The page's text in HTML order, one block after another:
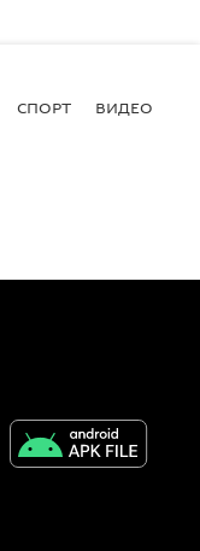
СПОРТ ВИДЕО